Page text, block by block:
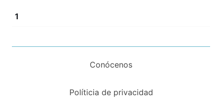
1
Conócenos
Políticia de privacidad